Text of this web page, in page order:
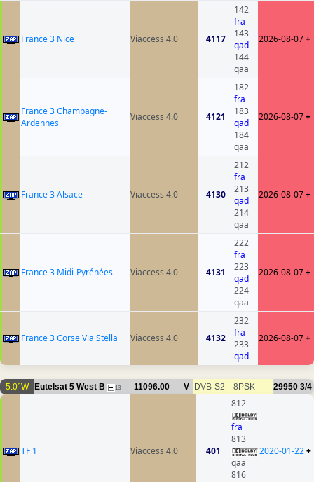
France 3 Nice Viaccess 4.0 4117
142
fra
143
qad
144
qaa
2026-08-07+
France 3 Champagne-
Ardennes
Viaccess 4.0 4121
182
fra
183
qad
184
qaa
2026-08-07+
France 3 Alsace Viaccess 4.0 4130
212
fra
213
qad
214
qaa
2026-08-07+
France 3 Midi-Pyrénées Viaccess 4.0 4131
222
fra
223
qad
224
qaa
2026-08-07+
France 3 Corse Via Stella Viaccess 4.0 4132
232
fra
233
qad
2026-08-07+
5.0°W Eutelsat 5 West B 13 11096.00 V DVB-S2 8PSK 29950 3/4
TF 1 Viaccess 4.0 401
812
fra
813
qaa
816
2020-01-22+